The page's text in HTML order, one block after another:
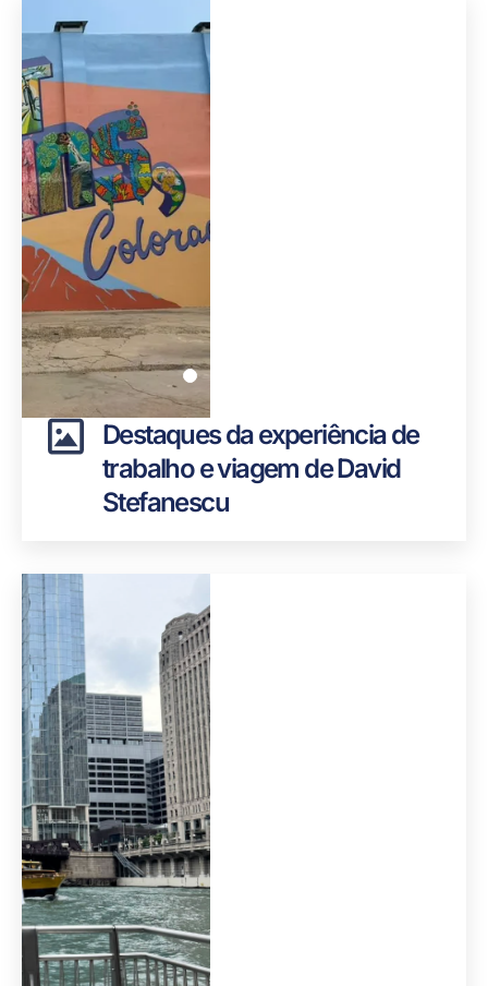
Destaques da experiência de
trabalho e viagem de David
Stefanescu